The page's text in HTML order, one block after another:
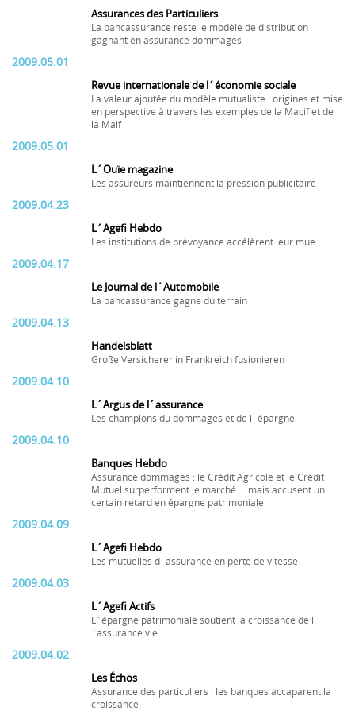
Assurances des Particuliers
La bancassurance reste le modèle de distribution
gagnant en assurance dommages
2009.05.01
Revue internationale de l´économie sociale
La valeur ajoutée du modèle mutualiste : origines et mise
en perspective à travers les exemples de la Macif et de
la Maif
2009.05.01
L´Ouïe magazine
Les assureurs maintiennent la pression publicitaire
2009.04.23
L´Agefi Hebdo
Les institutions de prévoyance accélèrent leur mue
2009.04.17
Le Journal de l´Automobile
La bancassurance gagne du terrain
2009.04.13
Handelsblatt
Große Versicherer in Frankreich fusionieren
2009.04.10
L´Argus de l´assurance
Les champions du dommages et de l´épargne
2009.04.10
Banques Hebdo
Assurance dommages : le Crédit Agricole et le Crédit
Mutuel surperforment le marché ... mais accusent un
certain retard en épargne patrimoniale
2009.04.09
L´Agefi Hebdo
Les mutuelles d´assurance en perte de vitesse
2009.04.03
L´Agefi Actifs
L´épargne patrimoniale soutient la croissance de l
´assurance vie
2009.04.02
Les Échos
Assurance des particuliers : les banques accaparent la
croissance